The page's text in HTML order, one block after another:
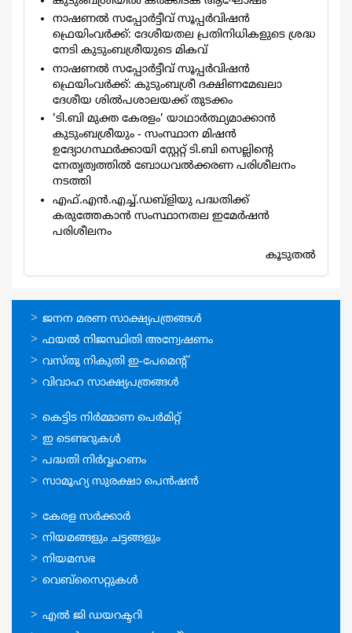
നാഷണൽ സപ്പോർട്ടീവ് സൂപ്പർവിഷൻ
ഫ്രെയിംവർക്ക്: ദേശീയതല പ്രതിനിധികളുടെ ശ്രദ്ധ
നേടി കുടുംബശ്രീയുടെ മികവ്
നാഷണല്‍ സപ്പോര്‍ട്ടീവ് സൂപ്പര്‍വിഷന്‍
ഫ്രെയിംവര്‍ക്ക്: കുടുംബശ്രീ ദക്ഷിണമേഖലാ
ദേശീയ ശില്‍പശാലയക്ക് തുടക്കം
'ടി.ബി മുക്ത കേരളം' യാഥാര്‍ത്ഥ്യമാക്കാന്‍
കുടുംബശ്രീയും - സംസ്ഥാന മിഷന്‍
ഉദ്യോഗസ്ഥര്‍ക്കായി സ്റ്റേറ്റ് ടി.ബി സെല്ലിന്‍റെ
നേതൃത്വത്തില്‍ ബോധവല്‍ക്കരണ പരിശീലനം
നടത്തി
എഫ്.എന്‍.എച്ച്.ഡബ്ളിയു പദ്ധതിക്ക്
കരുത്തേകാന്‍ സംസ്ഥാനതല ഇമേര്‍ഷന്‍
പരിശീലനം
കൂടുതല്‍
ഓണ്‍ലൈന്‍
സേവനങ്ങള്‍
ജനന മരണ സാക്ഷ്യപത്രങ്ങള്‍
ഫയല്‍ നിജസ്ഥിതി അന്വേഷണം
വസ്തു നികുതി ഇ-പേമെന്റ്
വിവാഹ സാക്ഷ്യപത്രങ്ങള്‍
ഓണ്‍ലൈന്‍
സേവനങ്ങള്‍
കെട്ടിട നിര്‍മ്മാണ പെര്‍മിറ്റ്‌
ഇ ടെണ്ടറുകള്‍
പദ്ധതി നിര്‍വ്വഹണം
സാമൂഹ്യ സുരക്ഷാ പെന്‍ഷന്‍
ഉപയോഗപ്രദമായ
കണ്ണികള്‍
കേരള സര്‍ക്കാര്‍
നിയമങ്ങളും ചട്ടങ്ങളും
നിയമസഭ
വെബ്സൈറ്റുകള്‍
ഉപയോഗപ്രദമായ
എല്‍ ജി ഡയറക്ടറി